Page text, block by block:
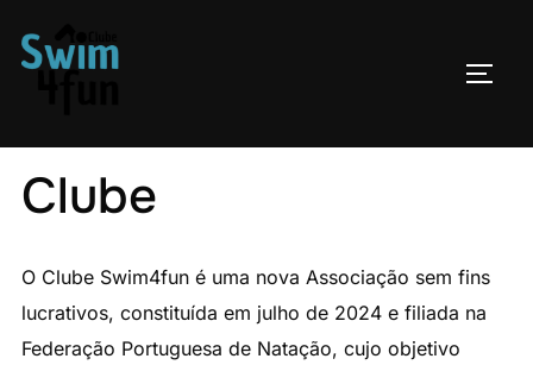
Clube
O Clube Swim4fun é uma nova Associação sem fins
lucrativos, constituída em julho de 2024 e filiada na
Federação Portuguesa de Natação, cujo objetivo